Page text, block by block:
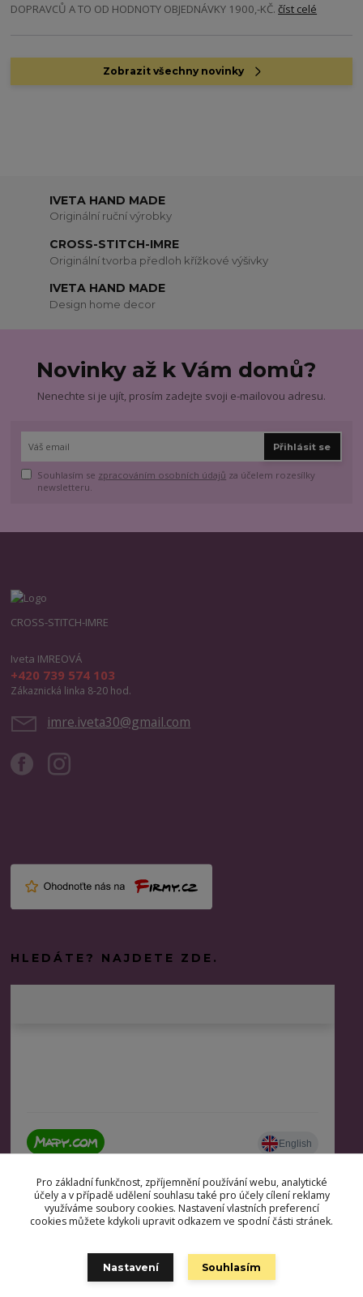
DOPRAVCŮ A TO OD HODNOTY OBJEDNÁVKY 1900,-KČ.číst celé
Zobrazit všechny novinky
IVETA HAND MADE
Originální ruční výrobky
CROSS-STITCH-IMRE
Originální tvorba předloh křížkové výšivky
IVETA HAND MADE
Design home decor
Novinky až k Vám domů?
Nenechte si je ujít, prosím zadejte svoji e-mailovou adresu.
Přihlásit se
Souhlasím se zpracováním osobních údajů za účelem rozesílky
newsletteru.
HLEDÁTE? NAJDETE ZDE.
CROSS-STITCH-IMRE
Iveta IMREOVÁ
+420 739 574 103
Zákaznická linka 8-20 hod.
imre.iveta30@gmail.com
Pro základní funkčnost, zpříjemnění používání webu, analytické
účely a v případě udělení souhlasu také pro účely cílení reklamy
využíváme soubory cookies. Nastavení vlastních preferencí
cookies můžete kdykoli upravit odkazem ve spodní části stránek.
Nastavení Souhlasím